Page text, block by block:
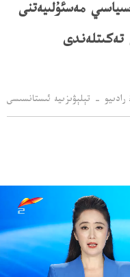
مەسئۇلىيەتنى
تەكىتلەندى
- تېلېۋىزىيە ئىستانسىسى